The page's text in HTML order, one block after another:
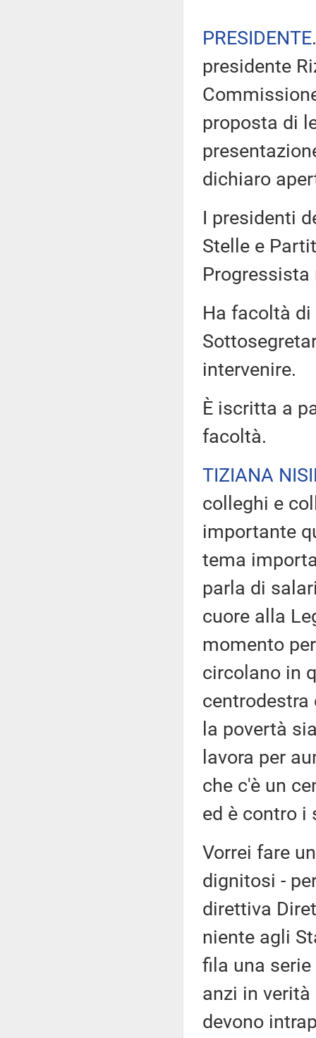
PRESIDENTE
presidente
proposta di
dichiaro
I presidenti
Stelle e
Ha facoltà di
intervenire.
È iscritta a
facoltà.
TIZIANA
colleghi e
importante
tema
parla di
cuore alla
momento
circolano in
centrodestra
la povertà
lavora per
che c'è un
ed è contro i
Vorrei fare
dignitosi -
direttiva
niente agli
fila una
anzi in
devono